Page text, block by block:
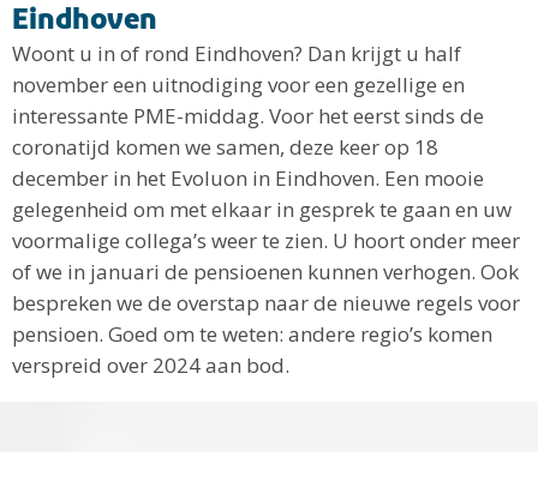
Eindhoven
Woont u in of rond Eindhoven? Dan krijgt u half
november een uitnodiging voor een gezellige en
interessante PME-middag. Voor het eerst sinds de
coronatijd komen we samen, deze keer op 18
december in het Evoluon in Eindhoven. Een mooie
gelegenheid om met elkaar in gesprek te gaan en uw
voormalige collega’s weer te zien. U hoort onder meer
of we in januari de pensioenen kunnen verhogen. Ook
bespreken we de overstap naar de nieuwe regels voor
pensioen. Goed om te weten: andere regio’s komen
verspreid over 2024 aan bod.